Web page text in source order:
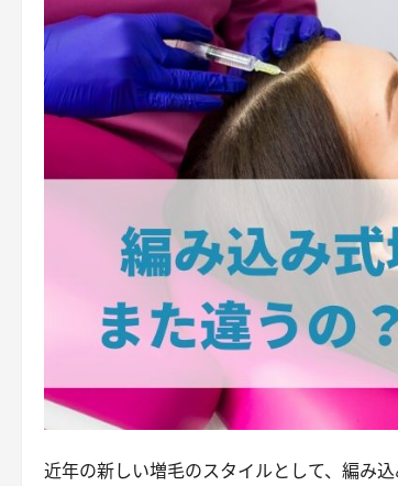
近年の新しい増毛のスタイルとして、編み